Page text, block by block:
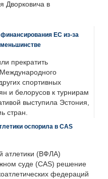
Дворковича в
ЕС из-за
меньшинстве
прекратить
спортивных
и белорусов к турнирам
выступила Эстония,
стран.
оспорила в CAS
атлетики (ВФЛА)
суде (CAS) решение
федераций